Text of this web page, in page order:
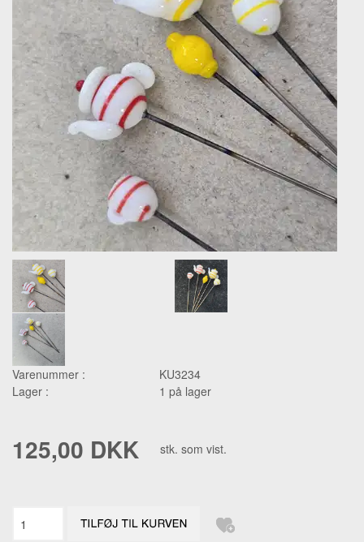
Varenummer :
KU3234
Lager :
1 på lager
125,00 DKK stk. som vist.